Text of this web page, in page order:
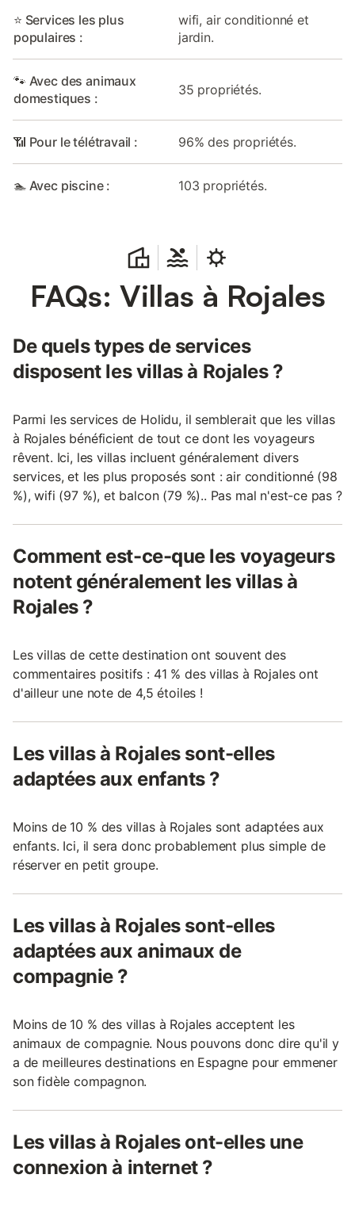
⭐ Services les plus
populaires :
wifi, air conditionné et
jardin.
🐾 Avec des animaux
domestiques :
35 propriétés.
📶 Pour le télétravail : 96% des propriétés.
🏊 Avec piscine : 103 propriétés.
FAQs: Villas à Rojales
De quels types de services
disposent les villas à Rojales ?
Parmi les services de Holidu, il semblerait que les villas
à Rojales bénéficient de tout ce dont les voyageurs
rêvent. Ici, les villas incluent généralement divers
services, et les plus proposés sont : air conditionné (98
%), wifi (97 %), et balcon (79 %).. Pas mal n'est-ce pas ?
Comment est-ce-que les voyageurs
notent généralement les villas à
Rojales ?
Les villas de cette destination ont souvent des
commentaires positifs : 41 % des villas à Rojales ont
d'ailleur une note de 4,5 étoiles !
Les villas à Rojales sont-elles
adaptées aux enfants ?
Moins de 10 % des villas à Rojales sont adaptées aux
enfants. Ici, il sera donc probablement plus simple de
réserver en petit groupe.
Les villas à Rojales sont-elles
adaptées aux animaux de
compagnie ?
Moins de 10 % des villas à Rojales acceptent les
animaux de compagnie. Nous pouvons donc dire qu'il y
a de meilleures destinations en Espagne pour emmener
son fidèle compagnon.
Les villas à Rojales ont-elles une
connexion à internet ?